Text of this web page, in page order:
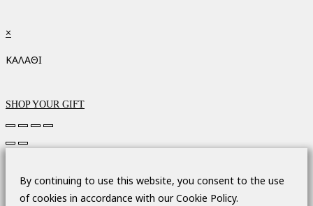
×
ΚΑΛΑΘΙ
SHOP YOUR GIFT
By continuing to use this website, you consent to the use
of cookies in accordance with our Cookie Policy.